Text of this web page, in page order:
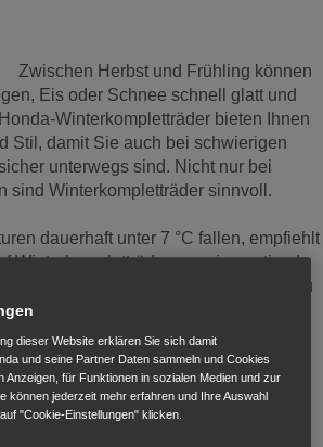
und Frühling können
Eis oder Schnee schnell glatt und
Winterkompletträder bieten Ihnen
Stil, damit Sie auch bei schwierigen
unterwegs sind. Nicht nur bei
sind Winterkompletträder sinnvoll.
dauerhaft unter 7 °C fallen, empfiehlt
Winterkompletträder, um eine optimale
vereisten oder verschneiten Straßen zu
und Grip deutlich zu verbessern.
dieser Website erklären Sie sich damit
und seine Partner Daten sammeln und Cookies
Anzeigen, für Funktionen in sozialen Medien und zur
können jederzeit mehr erfahren und Ihre Auswahl
"Cookie-Einstellungen" klicken.